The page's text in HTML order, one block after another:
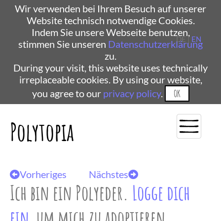
Wir verwenden bei Ihrem Besuch auf unserer
Website technisch notwendige Cookies.
Indem Sie unsere Webseite benutzen,
stimmen Sie unseren Datenschutzerklärung
zu.
During your visit, this website uses technically
irreplaceable cookies. By using our website,
you agree to our privacy policy. OK
Polytopia
DE | EN
Vorheriges Nächstes
Ich bin ein Polyeder. Logge dich